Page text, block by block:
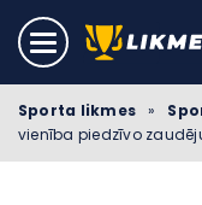
Sporta likmes »
vienība piedzīvo